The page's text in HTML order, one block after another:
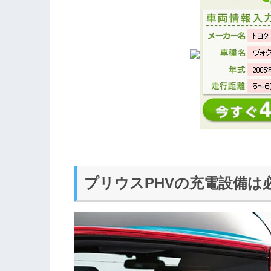
プリウスPHVの充電設備は